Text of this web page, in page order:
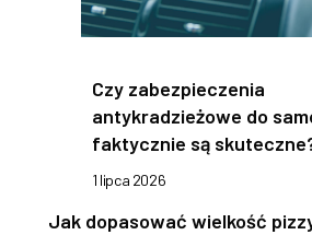
Czy zabezpieczenia
antykradzieżowe do
faktycznie są
1 lipca 2026
Jak dopasować wielkość